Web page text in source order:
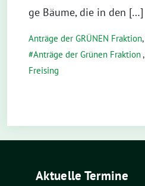
ge Bäu­me, die in den […]
Anträge der GRÜNEN Fraktion,
Anträge der Grünen Fraktion,
Freising
Aktuelle Termine